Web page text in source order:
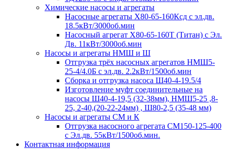
Химические насосы и агрегаты
Насосные агрегаты Х80-65-160Ксд с эл.дв.
18.5кВт/3000об.мин
Насосный агрегат Х80-65-160Т (Титан) с Эл.
Дв. 11кВт/3000об.мин
Насосы и агрегаты НМШ и Ш
Отгрузка трёх насосных агрегатов НМШ5-
25-4/4.0Б с эл.дв. 2.2кВт/1500об.мин
Сборка и отгрузка насоса Ш40-4-19.5/4
Изготовление муфт соединительные на
насосы Ш40-4-19,5 (32-38мм), НМШ5-25 ,8-
25, 2-40,(20-22-24мм) , Ш80-2,5 (35-48 мм)
Насосы и агрегаты СМ и К
Отгрузка насосного агрегата СМ150-125-400
с Эл.дв. 55кВт/1500об.мин.
Контактная информация